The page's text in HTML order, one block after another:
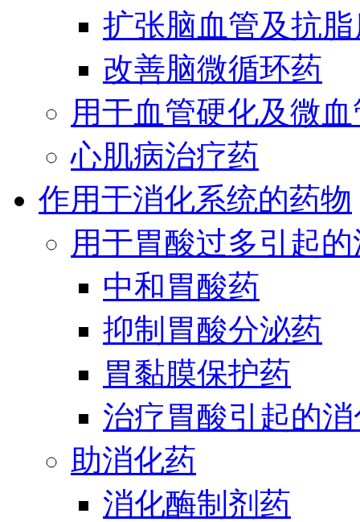
扩张脑血管及抗
改善脑微循环药
用于血管硬化及微
心肌病治疗药
作用于消化系统的药物
用于胃酸过多引起
中和胃酸药
抑制胃酸分泌药
胃黏膜保护药
治疗胃酸引起的
助消化药
消化酶制剂药